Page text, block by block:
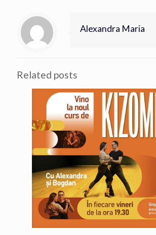
Alexandra Maria
Related posts